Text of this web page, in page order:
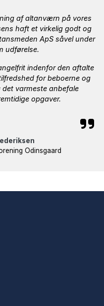
af altanværn på vores
haft et virkelig godt og
ApS såvel under
udførelse.
indenfor den aftalte
for beboerne og
varmeste anbefale
opgaver.
Odinsgaard